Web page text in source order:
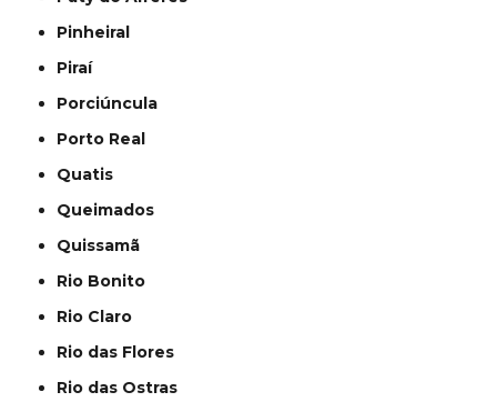
Pinheiral
Piraí
Porciúncula
Porto Real
Quatis
Queimados
Quissamã
Rio Bonito
Rio Claro
Rio das Flores
Rio das Ostras